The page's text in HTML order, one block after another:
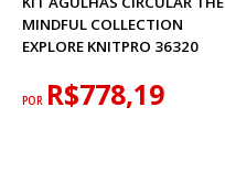
MINDFUL COLLECTION
EXPLORE KNITPRO 36320
POR R$778,19